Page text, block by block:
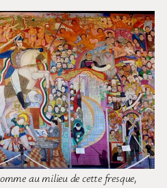
au milieu de cette fresque,